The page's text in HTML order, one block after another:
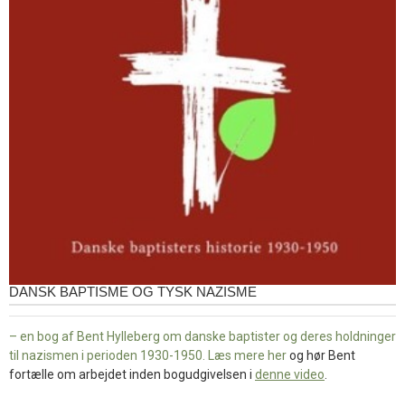
DANSK BAPTISME OG TYSK NAZISME
– en bog af Bent Hylleberg om danske baptister og deres holdninger
til nazismen i perioden 1930-1950. Læs mere herog hør Bent
fortælle om arbejdet inden bogudgivelsen i denne video